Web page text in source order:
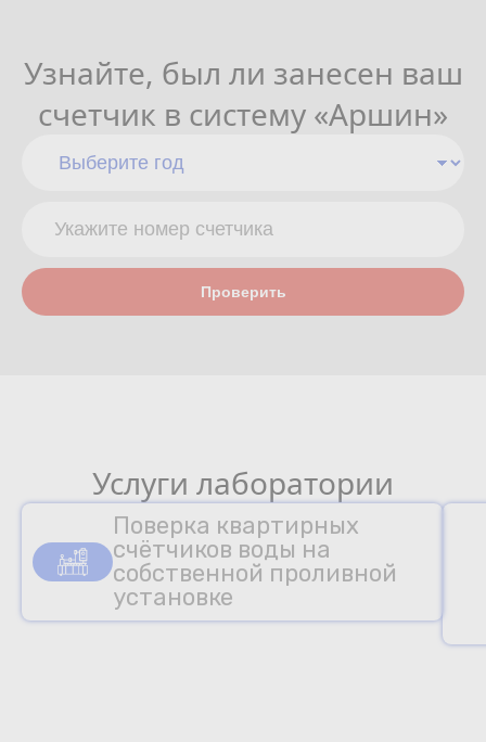
Узнайте, был ли занесен ваш
счетчик в систему «Аршин»
Проверить
Услуги лаборатории
Поверка квартирных
счётчиков воды на
собственной проливной
установке